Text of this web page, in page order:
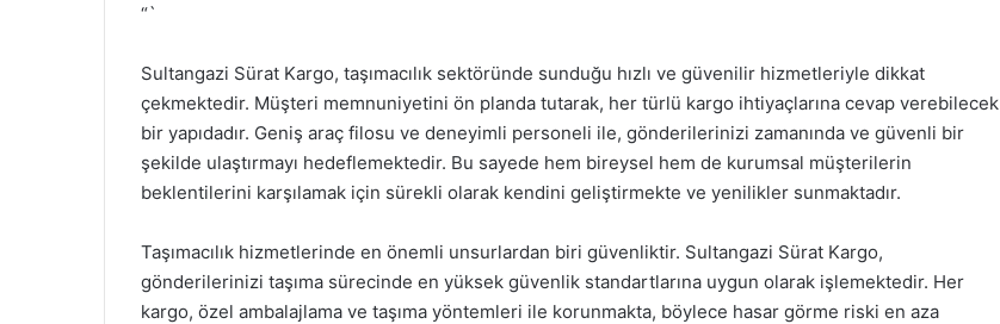
“`
Sultangazi Sürat Kargo, taşımacılık sektöründe sunduğu hızlı ve güvenilir hizmetleriyle dikkat
çekmektedir. Müşteri memnuniyetini ön planda tutarak, her türlü kargo ihtiyaçlarına cevap verebilecek
bir yapıdadır. Geniş araç filosu ve deneyimli personeli ile, gönderilerinizi zamanında ve güvenli bir
şekilde ulaştırmayı hedeflemektedir. Bu sayede hem bireysel hem de kurumsal müşterilerin
beklentilerini karşılamak için sürekli olarak kendini geliştirmekte ve yenilikler sunmaktadır.
Taşımacılık hizmetlerinde en önemli unsurlardan biri güvenliktir. Sultangazi Sürat Kargo,
gönderilerinizi taşıma sürecinde en yüksek güvenlik standartlarına uygun olarak işlemektedir. Her
kargo, özel ambalajlama ve taşıma yöntemleri ile korunmakta, böylece hasar görme riski en aza